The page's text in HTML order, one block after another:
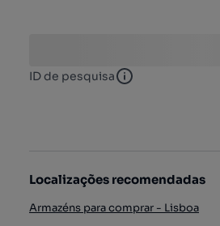
ID de pesquisa ID de pesquisa
Localizações recomendadas
Armazéns para comprar - Lisboa